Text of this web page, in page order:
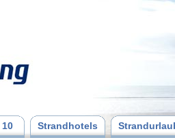
Strandhotels